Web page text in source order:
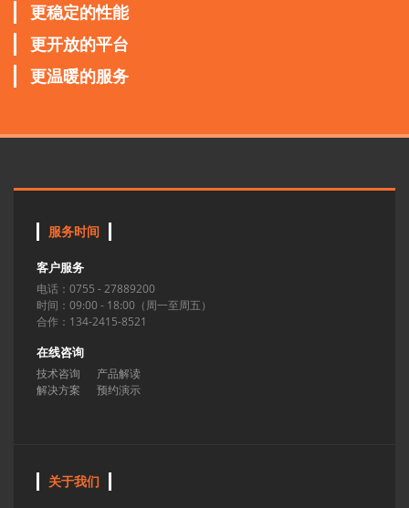
更稳定的性能
更开放的平台
更温暖的服务
服务时间
客户服务
电话：0755 - 27889200
时间：09:00 - 18:00（周一至周五）
合作：134-2415-8521
在线咨询
技术咨询
产品解读
解决方案
预约演示
关于我们